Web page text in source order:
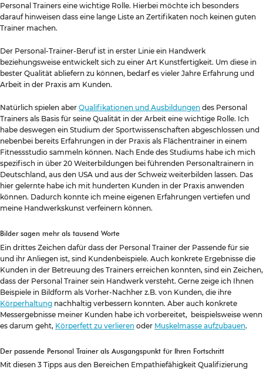
Personal Trainers eine wichtige Rolle. Hierbei möchte ich besonders
darauf hinweisen dass eine lange Liste an Zertifikaten noch keinen guten
Trainer machen.
Der Personal-Trainer-Beruf ist in erster Linie ein Handwerk
beziehungsweise entwickelt sich zu einer Art Kunstfertigkeit. Um diese in
bester Qualität abliefern zu können, bedarf es vieler Jahre Erfahrung und
Arbeit in der Praxis am Kunden.
Natürlich spielen aber Qualifikationen und Ausbildungen des Personal
Trainers als Basis für seine Qualität in der Arbeit eine wichtige Rolle. Ich
habe deswegen ein Studium der Sportwissenschaften abgeschlossen und
nebenbei bereits Erfahrungen in der Praxis als Flächentrainer in einem
Fitnessstudio sammeln können. Nach Ende des Studiums habe ich mich
spezifisch in über 20 Weiterbildungen bei führenden Personaltrainern in
Deutschland, aus den USA und aus der Schweiz weiterbilden lassen. Das
hier gelernte habe ich mit hunderten Kunden in der Praxis anwenden
können. Dadurch konnte ich meine eigenen Erfahrungen vertiefen und
meine Handwerkskunst verfeinern können.
Bilder sagen mehr als tausend Worte
Ein drittes Zeichen dafür dass der Personal Trainer der Passende für sie
und ihr Anliegen ist, sind Kundenbeispiele. Auch konkrete Ergebnisse die
Kunden in der Betreuung des Trainers erreichen konnten, sind ein Zeichen,
dass der Personal Trainer sein Handwerk versteht. Gerne zeige ich Ihnen
Beispiele in Bildform als Vorher-Nachher z.B. von Kunden, die ihre
Körperhaltung nachhaltig verbessern konnten. Aber auch konkrete
Messergebnisse meiner Kunden habe ich vorbereitet, beispielsweise wenn
es darum geht, Körperfett zu verlieren oder Muskelmasse aufzubauen.
Der passende Personal Trainer als Ausgangspunkt für Ihren Fortschritt
Mit diesen 3 Tipps aus den Bereichen Empathiefähigkeit Qualifizierung